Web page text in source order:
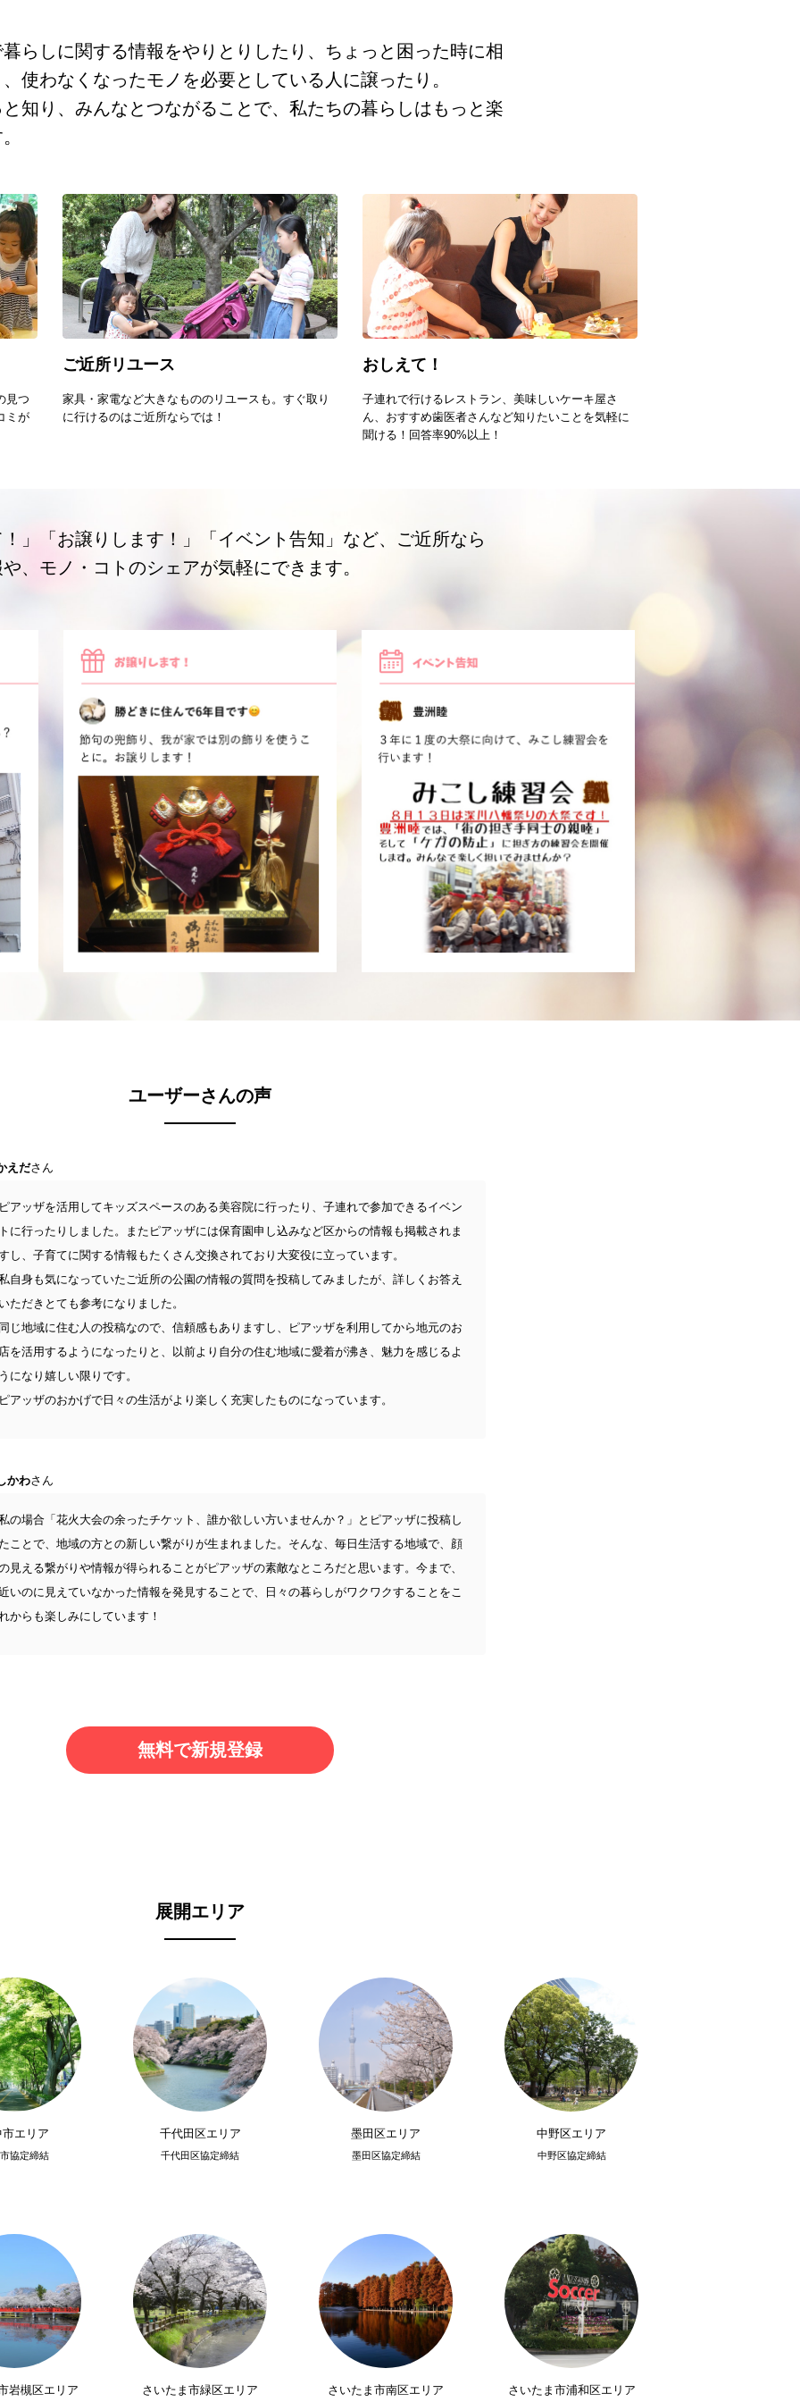
らしに関する情報をやりとりしたり、ちょっと困った時に相
使わなくなったモノを必要としている人に譲ったり。
知り、みんなとつながることで、私たちの暮らしはもっと楽
見つ
ミが
ご近所リユース
家具・家電など大きなもののリユースも。すぐ取り
に行けるのはご近所ならでは！
おしえて！
子連れで行けるレストラン、美味しいケーキ屋さ
ん、おすすめ歯医者さんなど知りたいことを気軽に
聞ける！回答率90%以上！
」「お譲りします！」「イベント告知」など、ご近所なら
、モノ・コトのシェアが気軽にできます。
ユーザーさんの声
えださん
アッザを活用してキッズスペースのある美容院に行ったり、子連れで参加できるイベン
に行ったりしました。またピアッザには保育園申し込みなど区からの情報も掲載されま
し、子育てに関する情報もたくさん交換されており大変役に立っています。
自身も気になっていたご近所の公園の情報の質問を投稿してみましたが、詳しくお答え
ただきとても参考になりました。
じ地域に住む人の投稿なので、信頼感もありますし、ピアッザを利用してから地元のお
を活用するようになったりと、以前より自分の住む地域に愛着が沸き、魅力を感じるよ
になり嬉しい限りです。
アッザのおかげで日々の生活がより楽しく充実したものになっています。
かわさん
の場合「花火大会の余ったチケット、誰か欲しい方いませんか？」とピアッザに投稿し
ことで、地域の方との新しい繋がりが生まれました。そんな、毎日生活する地域で、顔
見える繋がりや情報が得られることがピアッザの素敵なところだと思います。今まで、
いのに見えていなかった情報を発見することで、日々の暮らしがワクワクすることをこ
からも楽しみにしています！
無料で新規登録
展開エリア
市エリア
協定締結
千代田区エリア
千代田区協定締結
墨田区エリア
墨田区協定締結
中野区エリア
中野区協定締結
岩槻区エリア さいたま市緑区エリア さいたま市南区エリア さいたま市浦和区エリア